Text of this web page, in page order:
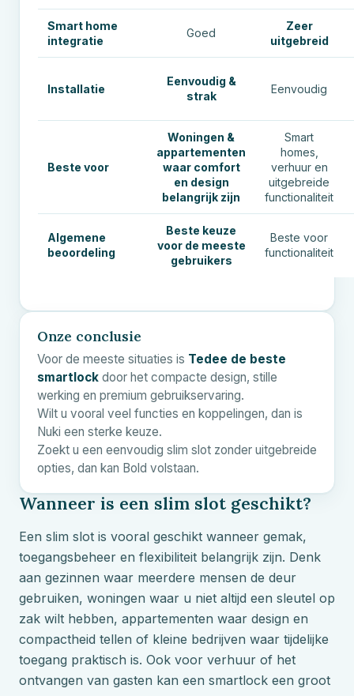
Smart home
integratie
Goed
Zeer
uitgebreid
Installatie
Eenvoudig &
strak
Eenvoudig
Beste voor
Woningen &
appartementen
waar comfort
en design
belangrijk zijn
Smart
homes,
verhuur en
uitgebreide
functionaliteit
Algemene
beoordeling
Beste keuze
voor de meeste
gebruikers
Beste voor
functionaliteit
Onze conclusie
Voor de meeste situaties is Tedee de beste
smartlock door het compacte design, stille
werking en premium gebruikservaring.
Wilt u vooral veel functies en koppelingen, dan is
Nuki een sterke keuze.
Zoekt u een eenvoudig slim slot zonder uitgebreide
opties, dan kan Bold volstaan.
Wanneer is een slim slot geschikt?
Een slim slot is vooral geschikt wanneer gemak,
toegangsbeheer en flexibiliteit belangrijk zijn. Denk
aan gezinnen waar meerdere mensen de deur
gebruiken, woningen waar u niet altijd een sleutel op
zak wilt hebben, appartementen waar design en
compactheid tellen of kleine bedrijven waar tijdelijke
toegang praktisch is. Ook voor verhuur of het
ontvangen van gasten kan een smartlock een groot